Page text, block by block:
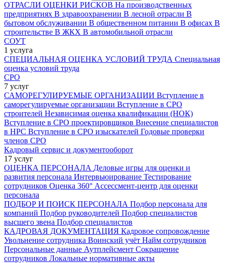
ОТРАСЛИ ОЦЕНКИ РИСКОВ На производственных
предприятиях В здравоохранении В лесной отрасли В
бытовом обслуживании В общественном питании В офисах В
строительстве В ЖКХ В автомобильной отрасли
СОУТ
1 услуга
СПЕЦИАЛЬНАЯ ОЦЕНКА УСЛОВИЙ ТРУДА Специальная
оценка условий труда
СРО
7 услуг
САМОРЕГУЛИРУЕМЫЕ ОРГАНИЗАЦИИ Вступление в
саморегулируемые организации Вступление в СРО
строителей Независимая оценка квалификации (НОК)
Вступление в СРО проектировщиков Внесение специалистов
в НРС Вступление в СРО изыскателей Годовые проверки
членов СРО
Кадровый сервис и документооборот
17 услуг
ОЦЕНКА ПЕРСОНАЛА Деловые игры для оценки и
развития персонала Интервьюирование Тестирование
сотрудников Оценка 360° Ассессмент-центр для оценки
персонала
ПОДБОР И ПОИСК ПЕРСОНАЛА Подбор персонала для
компаний Подбор руководителей Подбор специалистов
высшего звена Подбор специалистов
КАДРОВАЯ ДОКУМЕНТАЦИЯ Кадровое сопровождение
Увольнение сотрудника Воинский учёт Найм сотрудников
Персональные данные Аутплейсмент Сокращение
сотрудников Локальные нормативные акты